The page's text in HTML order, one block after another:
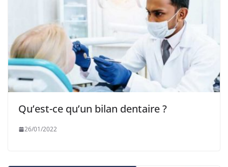
Qu’est-ce qu’un bilan dentaire ?
26/01/2022